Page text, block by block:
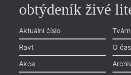
obtýdeník živé
Aktuální číslo
Ravt
Akce
O